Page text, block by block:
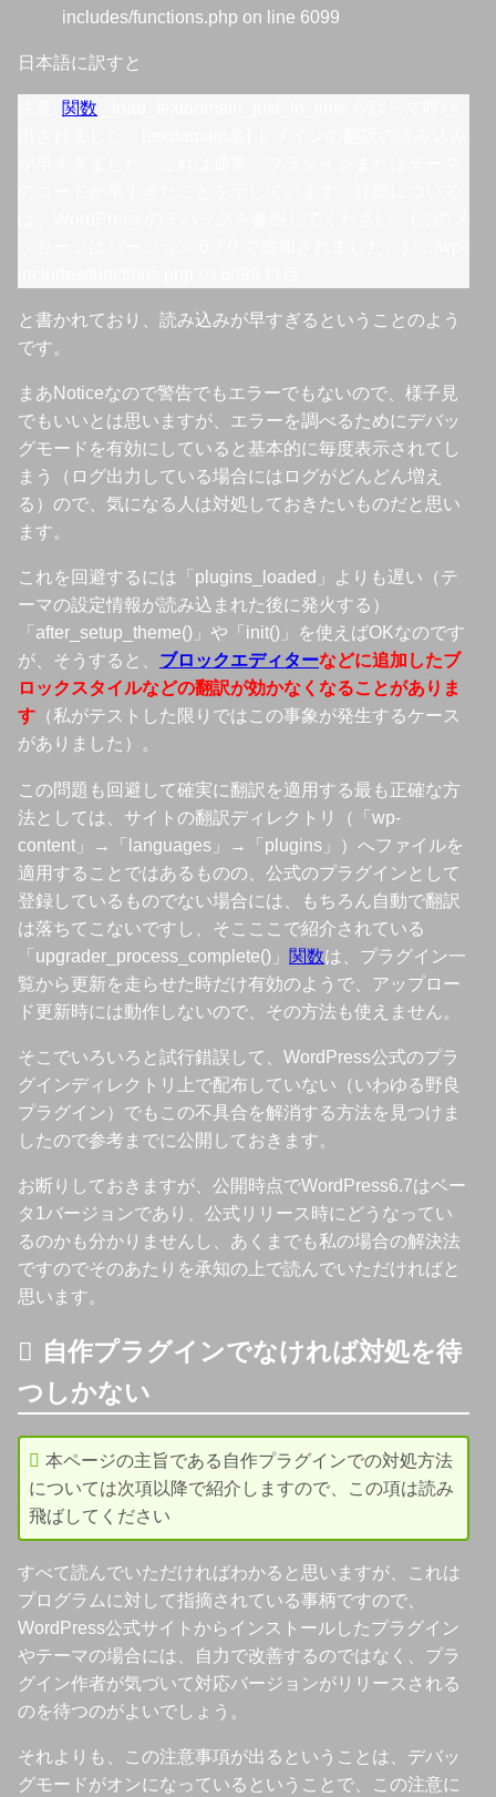
includes/functions.php on line 6099
日本語に訳すと
関数
と書かれており、読み込みが早すぎるということのよう
です。
まあNoticeなので警告でもエラーでもないので、様子見
でもいいとは思いますが、エラーを調べるためにデバッ
グモードを有効にしていると基本的に毎度表示されてし
まう（ログ出力している場合にはログがどんどん増え
る）ので、気になる人は対処しておきたいものだと思い
ます。
これを回避するには「plugins_loaded」よりも遅い（テ
ーマの設定情報が読み込まれた後に発火する）
「after_setup_theme()」や「init()」を使えばOKなのです
が、そうすると、 ブロックエディターなどに追加したブ
ロックスタイルなどの翻訳が効かなくなることがありま
す （私がテストした限りではこの事象が発生するケース
がありました）。
この問題も回避して確実に翻訳を適用する最も正確な方
法としては、サイトの翻訳ディレクトリ（「wp-
content」→「languages」→「plugins」）へファイルを
適用することではあるものの、公式のプラグインとして
登録しているものでない場合には、もちろん自動で翻訳
は落ちてこないですし、そこここで紹介されている
「upgrader_process_complete()」 関数は、プラグイン一
覧から更新を走らせた時だけ有効のようで、アップロー
ド更新時には動作しないので、その方法も使えません。
そこでいろいろと試行錯誤して、WordPress公式のプラ
グインディレクトリ上で配布していない（いわゆる野良
プラグイン）でもこの不具合を解消する方法を見つけま
したので参考までに公開しておきます。
お断りしておきますが、公開時点でWordPress6.7はベー
タ1バージョンであり、公式リリース時にどうなってい
るのかも分かりませんし、あくまでも私の場合の解決法
ですのでそのあたりを承知の上で読んでいただければと
思います。
自作プラグインでなければ対処を待
つしかない
本ページの主旨である自作プラグインでの対処方法
については次項以降で紹介しますので、この項は読み
飛ばしてください
すべて読んでいただければわかると思いますが、これは
プログラムに対して指摘されている事柄ですので、
WordPress公式サイトからインストールしたプラグイン
やテーマの場合には、自力で改善するのではなく、プラ
グイン作者が気づいて対応バージョンがリリースされる
のを待つのがよいでしょう。
それよりも、この注意事項が出るということは、デバッ
グモードがオンになっているということで、この注意に